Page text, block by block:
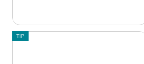
TIP